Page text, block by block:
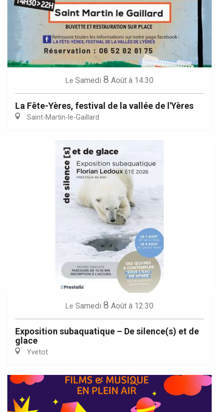
Le Samedi 8 Août à 14:30
La Fête-Yères, festival de la vallée de l'Yères
Saint-Martin-le-Gaillard
Le Samedi 8 Août à 12:30
Exposition subaquatique – De silence(s) et de
glace
Yvetot